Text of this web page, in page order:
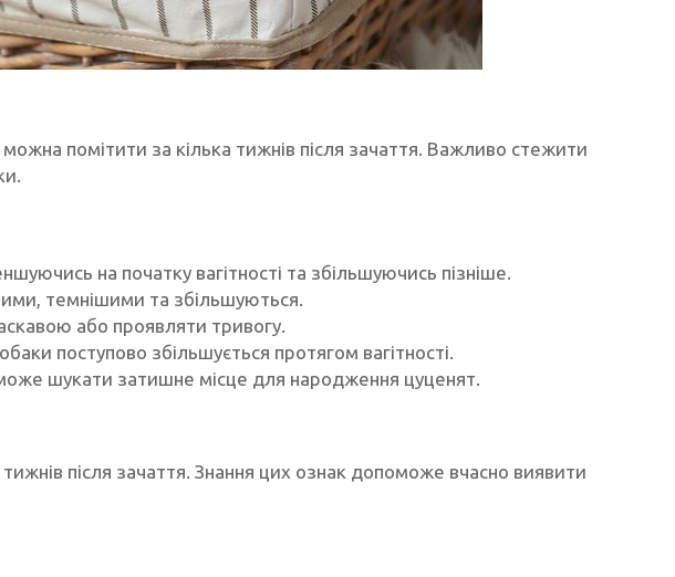
можна помітити за кілька тижнів після зачаття. Важливо стежити
на початку вагітності та збільшуючись пізніше.
темнішими та збільшуються.
або проявляти тривогу.
поступово збільшується протягом вагітності.
шукати затишне місце для народження цуценят.
після зачаття. Знання цих ознак допоможе вчасно виявити